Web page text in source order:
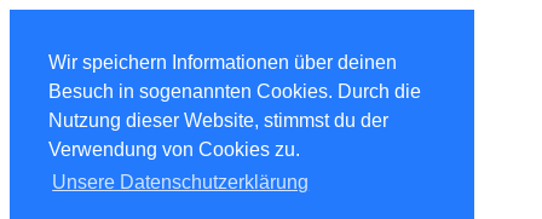
Wir speichern Informationen über deinen
Besuch in sogenannten Cookies. Durch die
Nutzung dieser Website, stimmst du der
Verwendung von Cookies zu.
Unsere Datenschutzerklärung